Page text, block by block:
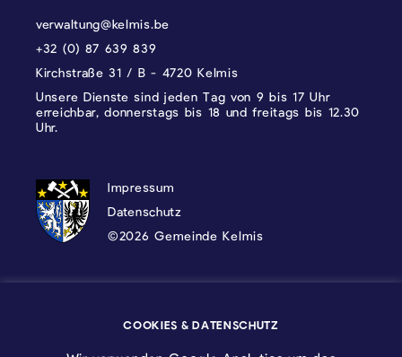
verwaltung@kelmis.be
+32 (0) 87 639 839
Kirchstraße 31 / B - 4720 Kelmis
Unsere Dienste sind jeden Tag von 9 bis 17 Uhr
erreichbar, donnerstags bis 18 und freitags bis 12.30
Uhr.
DATENSCHUTZ, IMPRESSUM UND
Impressum
Datenschutz
©2026 Gemeinde Kelmis
COOKIES & DATENSCHUTZ